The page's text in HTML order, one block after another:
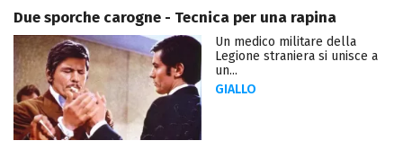
Due sporche carogne - Tecnica per una rapina
Un medico militare della
Legione straniera si unisce a
un...
GIALLO